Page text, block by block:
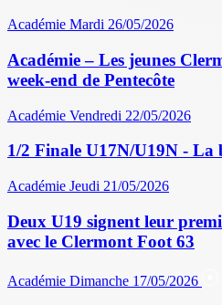
Académie Mardi 26/05/2026
Académie – Les jeunes
week-end de Pentecôte
Académie Vendredi 22/05/2026
1/2 Finale U17N/U19N - La
Académie Jeudi 21/05/2026
Deux U19 signent leur
avec le Clermont Foot 63
Académie Dimanche 17/05/2026